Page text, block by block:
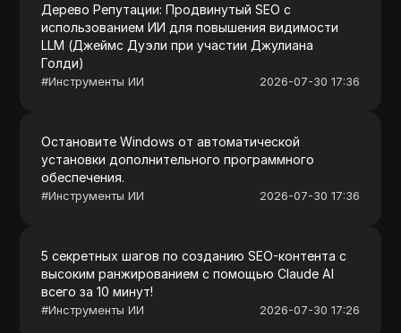
Дерево Репутации: Продвинутый SEO с
использованием ИИ для повышения видимости
LLM (Джеймс Дуэли при участии Джулиана
Голди)
#Инструменты ИИ 2026-07-30 17:36
Остановите Windows от автоматической
установки дополнительного программного
обеспечения.
#Инструменты ИИ 2026-07-30 17:36
5 секретных шагов по созданию SEO-контента с
высоким ранжированием с помощью Claude AI
всего за 10 минут!
#Инструменты ИИ 2026-07-30 17:26